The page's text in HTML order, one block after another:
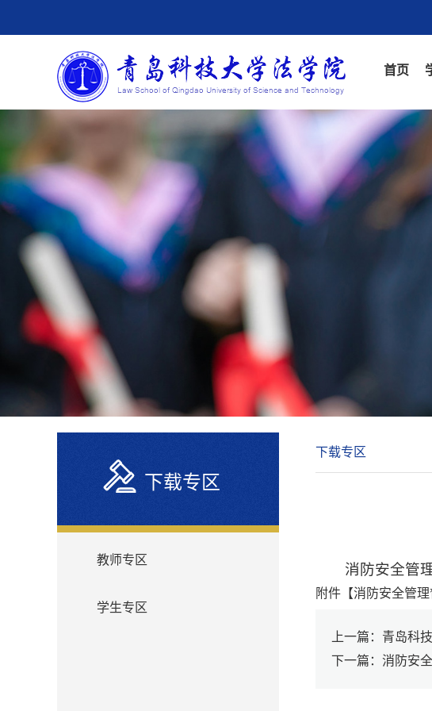
首页
下载专区
教师专区
学生专区
下载专区
消防安全管
附件【消防安全管
上一篇：青岛科
下一篇：消防安